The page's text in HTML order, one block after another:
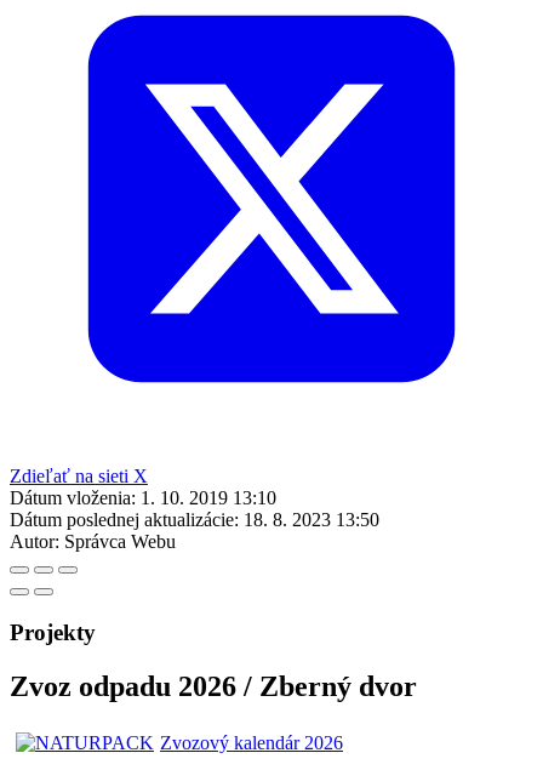
Zdieľať na sieti X
Dátum vloženia: 1. 10. 2019 13:10
Dátum poslednej aktualizácie: 18. 8. 2023 13:50
Autor: Správca Webu
Projekty
Zvoz odpadu 2026 / Zberný dvor
Zvozový kalendár 2026